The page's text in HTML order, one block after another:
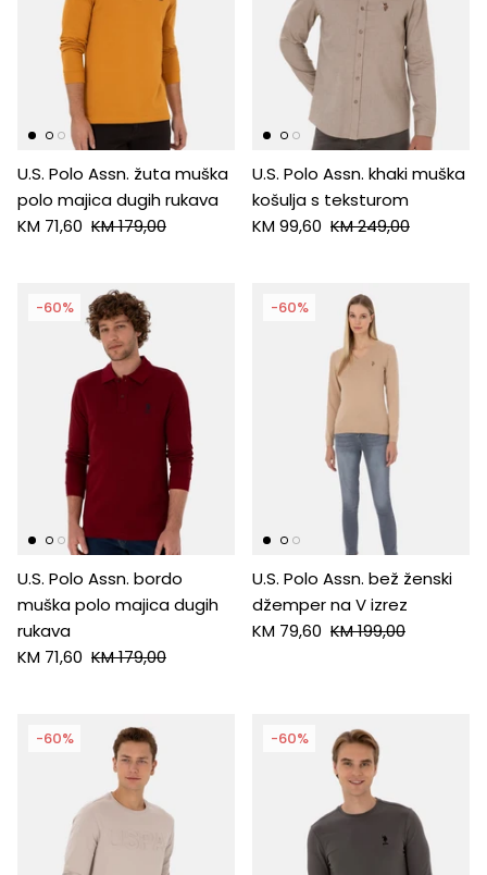
U.S. Polo Assn. žuta muška
polo majica dugih rukava
KM 71,60 KM 179,00
U.S. Polo Assn. khaki muška
košulja s teksturom
KM 99,60 KM 249,00
-60%
U.S. Polo Assn. bordo
muška polo majica dugih
rukava
KM 71,60 KM 179,00
-60%
U.S. Polo Assn. bež ženski
džemper na V izrez
KM 79,60 KM 199,00
-60% -60%